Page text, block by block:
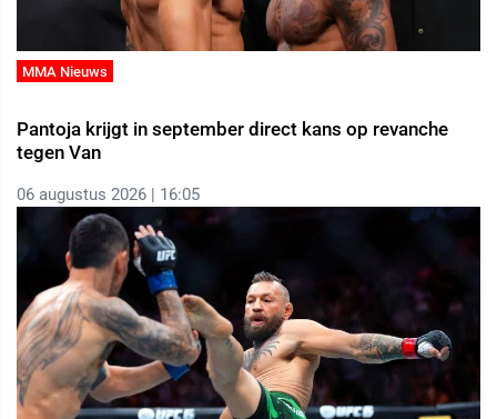
MMA Nieuws
Pantoja krijgt in september direct kans op revanche
tegen Van
06 augustus 2026 | 16:05